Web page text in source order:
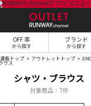
OFF 率
から探す
ブランド
から探す
販トップ アウトレットトップ
ウス
シャツ・ブラウス
対象商品： 7件